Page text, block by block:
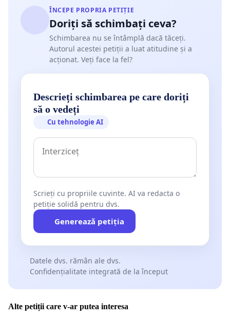
ÎNCEPE PROPRIA PETIȚIE
Doriți să schimbați ceva?
Schimbarea nu se întâmplă dacă tăceți.
Autorul acestei petiții a luat atitudine și a
acționat. Veți face la fel?
Descrieți schimbarea pe care doriți
să o vedeți
Cu tehnologie AI
Scrieți cu propriile cuvinte. AI va redacta o
petiție solidă pentru dvs.
Generează petiția
Datele dvs. rămân ale dvs.
Confidențialitate integrată de la început
Alte petiții care v-ar putea interesa